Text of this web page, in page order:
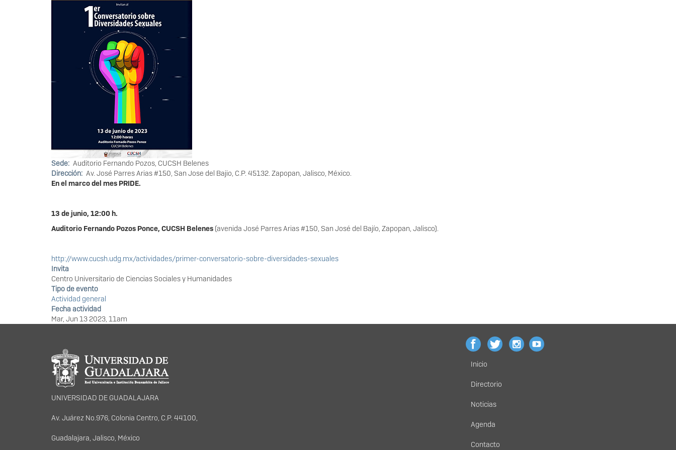
Sede Auditorio Fernando Pozos, CUCSH Belenes
Dirección Av. José Parres Arias #150, San Jose del Bajio, C.P. 45132. Zapopan, Jalisco, México.
En el marco del mes PRIDE.
13 de junio, 12:00 h.
Auditorio Fernando Pozos Ponce, CUCSH Belenes (avenida José Parres Arias #150, San José del Bajío, Zapopan, Jalisco).
http://www.cucsh.udg.mx/actividades/primer-conversatorio-sobre-diversidades-sexuales
Invita
Centro Universitario de Ciencias Sociales y Humanidades
Tipo de evento
Actividad general
Fecha actividad
Mar, Jun 13 2023, 11am
Información del portal
UNIVERSIDAD DE GUADALAJARA
Av. Juárez No.976, Colonia Centro, C.P. 44100,
Guadalajara, Jalisco, México
Menú
principal
Inicio
Directorio
Noticias
Agenda
Contacto